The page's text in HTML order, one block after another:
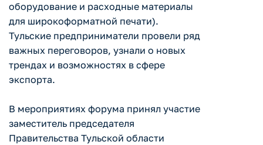
оборудование и расходные материалы
для широкоформатной печати).
Тульские предприниматели провели ряд
важных переговоров, узнали о новых
трендах и возможностях в сфере
экспорта.
В мероприятиях форума принял участие
заместитель председателя
Правительства Тульской области